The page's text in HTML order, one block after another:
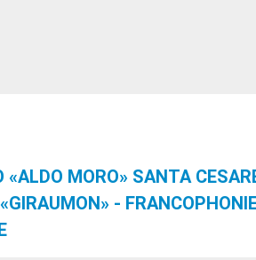
«ALDO MORO» SANTA
-